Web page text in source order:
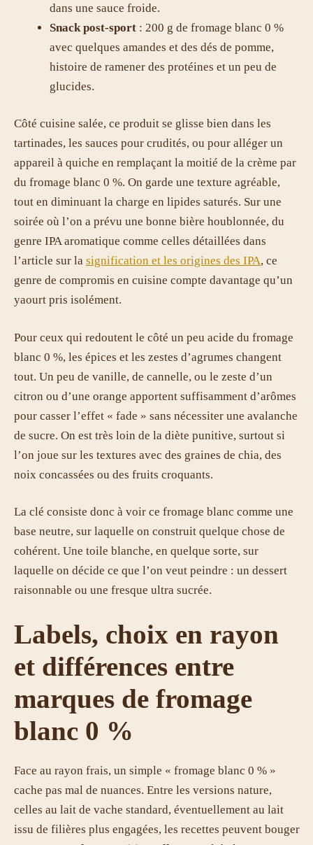
dans une sauce froide.
Snack post-sport : 200 g de fromage blanc 0 %
avec quelques amandes et des dés de pomme,
histoire de ramener des protéines et un peu de
glucides.
Côté cuisine salée, ce produit se glisse bien dans les
tartinades, les sauces pour crudités, ou pour alléger un
appareil à quiche en remplaçant la moitié de la crème par
du fromage blanc 0 %. On garde une texture agréable,
tout en diminuant la charge en lipides saturés. Sur une
soirée où l’on a prévu une bonne bière houblonnée, du
genre IPA aromatique comme celles détaillées dans
l’article sur la signification et les origines des IPA, ce
genre de compromis en cuisine compte davantage qu’un
yaourt pris isolément.
Pour ceux qui redoutent le côté un peu acide du fromage
blanc 0 %, les épices et les zestes d’agrumes changent
tout. Un peu de vanille, de cannelle, ou le zeste d’un
citron ou d’une orange apportent suffisamment d’arômes
pour casser l’effet « fade » sans nécessiter une avalanche
de sucre. On est très loin de la diète punitive, surtout si
l’on joue sur les textures avec des graines de chia, des
noix concassées ou des fruits croquants.
La clé consiste donc à voir ce fromage blanc comme une
base neutre, sur laquelle on construit quelque chose de
cohérent. Une toile blanche, en quelque sorte, sur
laquelle on décide ce que l’on veut peindre : un dessert
raisonnable ou une fresque ultra sucrée.
Labels, choix en rayon
et différences entre
marques de fromage
blanc 0 %
Face au rayon frais, un simple « fromage blanc 0 % »
cache pas mal de nuances. Entre les versions nature,
celles au lait de vache standard, éventuellement au lait
issu de filières plus engagées, les recettes peuvent bouger